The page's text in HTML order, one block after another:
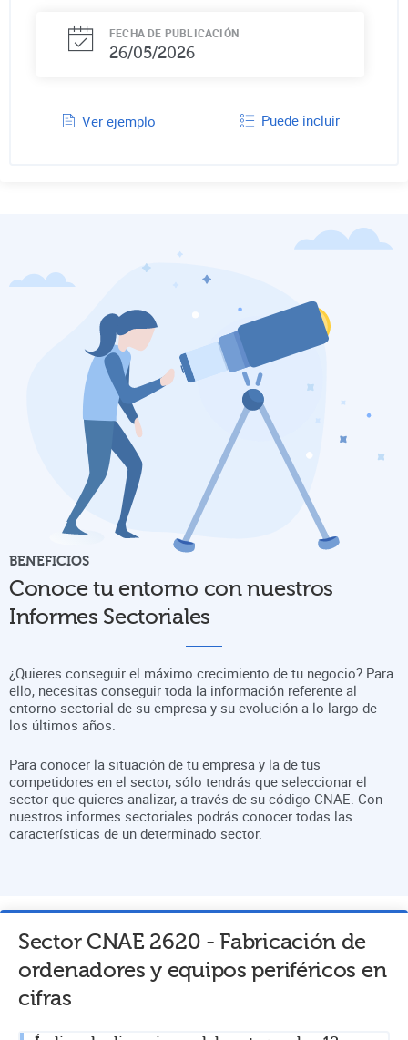
FECHA DE PUBLICACIÓN
26/05/2026
Ver ejemplo Puede incluir
BENEFICIOS
Conoce tu entorno con nuestros
Informes Sectoriales
¿Quieres conseguir el máximo crecimiento de tu negocio? Para
ello, necesitas conseguir toda la información referente al
entorno sectorial de su empresa y su evolución a lo largo de
los últimos años.
Para conocer la situación de tu empresa y la de tus
competidores en el sector, sólo tendrás que seleccionar el
sector que quieres analizar, a través de su código CNAE. Con
nuestros informes sectoriales podrás conocer todas las
características de un determinado sector.
Sector CNAE 2620 - Fabricación de
ordenadores y equipos periféricos en
cifras